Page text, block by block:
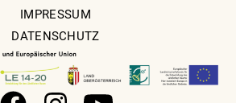
IMPRESSUM
DATENSCHUTZ